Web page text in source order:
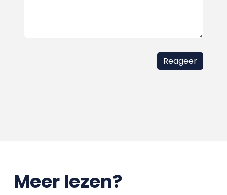
Meer lezen?